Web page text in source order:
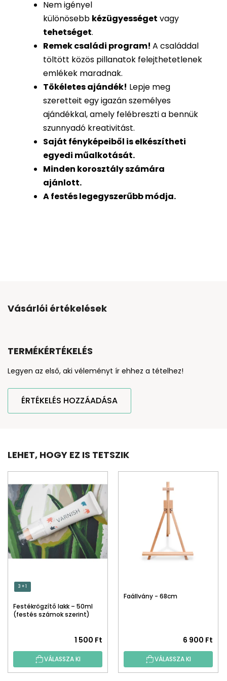
Nem igényel
különösebb kézügyességet vagy
tehetséget.
Remek családi program! A családdal
töltött közös pillanatok felejthetetlenek
emlékek maradnak.
Tökéletes ajándék! Lepje meg
szeretteit egy igazán személyes
ajándékkal, amely felébreszti a bennük
szunnyadó kreativitást.
Saját fényképeiből iselkészítheti
egyedi műalkotását.
Minden korosztály számára
ajánlott.
A festés legegyszerűbb módja.
Vásárlói értékelések
TERMÉKÉRTÉKELÉS
Legyen az első, aki véleményt ír ehhez a tételhez!
ÉRTÉKELÉS HOZZÁADÁSA
LEHET, HOGY EZ IS TETSZIK
3 + 1
Festékrögzítő lakk – 50ml
(festés számok szerint)
1 500 Ft
VÁLASSZA KI
Faállvány - 68cm
6 900 Ft
VÁLASSZA KI